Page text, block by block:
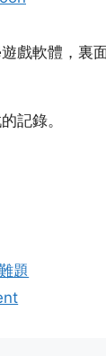
戲軟體，裏
記錄。
題